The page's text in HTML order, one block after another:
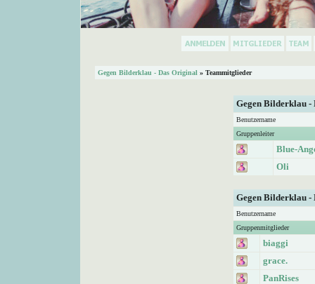
Gegen Bilderklau - Das Original » Teammitglieder
Gegen Bilderklau
Benutzername
Gruppenleiter
Blue-
Oli
Gegen Bilderklau
Benutzername
Gruppenmitglieder
biaggi
grace.
PanRises